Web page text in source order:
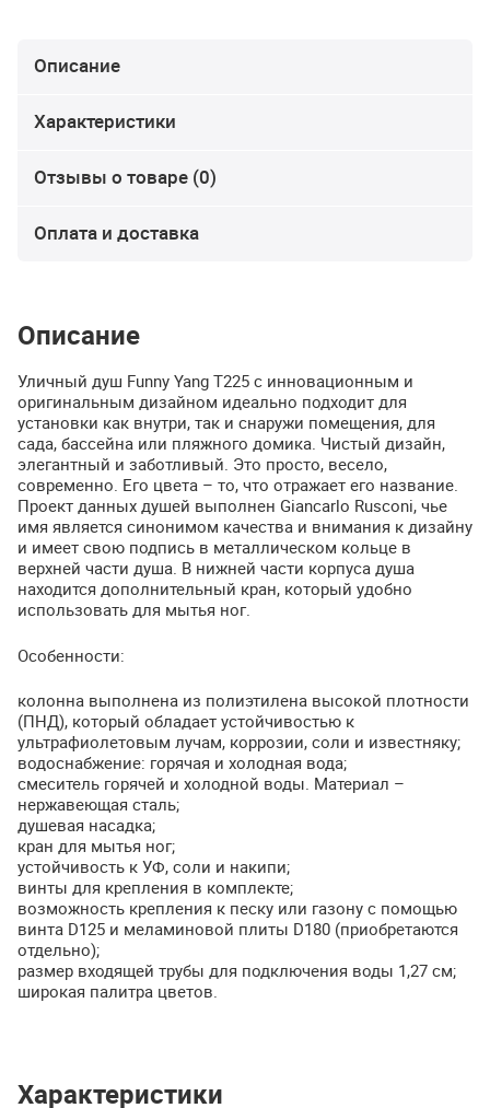
Описание
Характеристики
Отзывы о товаре (0)
Оплата и доставка
Описание
Уличный душ Funny Yang T225 с инновационным и
оригинальным дизайном идеально подходит для
установки как внутри, так и снаружи помещения, для
сада, бассейна или пляжного домика. Чистый дизайн,
элегантный и заботливый. Это просто, весело,
современно. Его цвета – то, что отражает его название.
Проект данных душей выполнен Giancarlo Rusconi, чье
имя является синонимом качества и внимания к дизайну
и имеет свою подпись в металлическом кольце в
верхней части душа. В нижней части корпуса душа
находится дополнительный кран, который удобно
использовать для мытья ног.
Особенности:
колонна выполнена из полиэтилена высокой плотности
(ПНД), который обладает устойчивостью к
ультрафиолетовым лучам, коррозии, соли и известняку;
водоснабжение: горячая и холодная вода;
смеситель горячей и холодной воды. Материал –
нержавеющая сталь;
душевая насадка;
кран для мытья ног;
устойчивость к УФ, соли и накипи;
винты для крепления в комплекте;
возможность крепления к песку или газону с помощью
винта D125 и меламиновой плиты D180 (приобретаются
отдельно);
размер входящей трубы для подключения воды 1,27 см;
широкая палитра цветов.
Характеристики